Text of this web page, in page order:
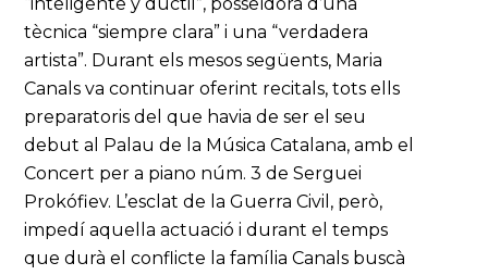
tècnica “siempre clara” i una “verdadera
artista”. Durant els mesos següents, Maria
Canals va continuar oferint recitals, tots ells
preparatoris del que havia de ser el seu
debut al Palau de la Música Catalana, amb el
Concert per a piano núm. 3 de Serguei
Prokófiev. L’esclat de la Guerra Civil, però,
impedí aquella actuació i durant el temps
que durà el conflicte la família Canals buscà